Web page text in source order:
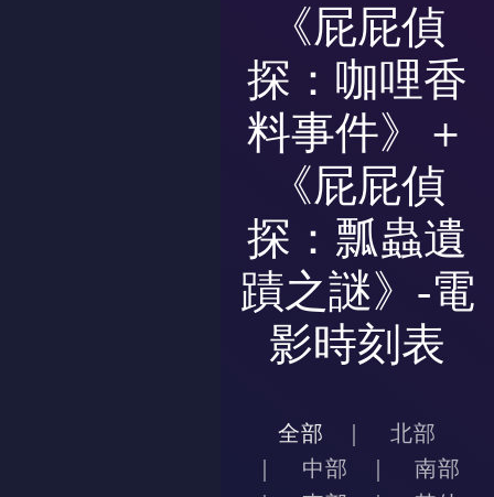
《屁屁偵
探：咖哩香
料事件》＋
《屁屁偵
探：瓢蟲遺
蹟之謎》-電
影時刻表
全部
北部
中部
南部